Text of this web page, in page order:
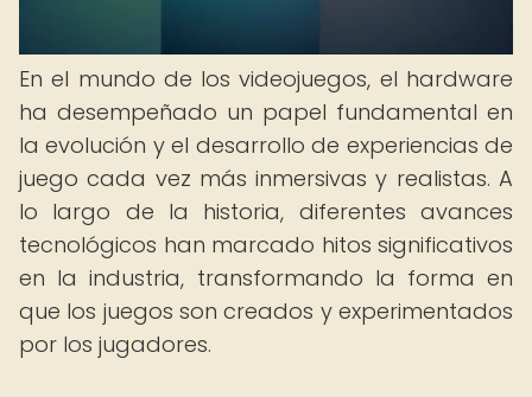
En el mundo de los videojuegos, el hardware
ha desempeñado un papel fundamental en
la evolución y el desarrollo de experiencias de
juego cada vez más inmersivas y realistas. A
lo largo de la historia, diferentes avances
tecnológicos han marcado hitos significativos
en la industria, transformando la forma en
que los juegos son creados y experimentados
por los jugadores.